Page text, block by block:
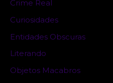
Crime Real
Curiosidades
Entidades Obscuras
Literando
Objetos Macabros